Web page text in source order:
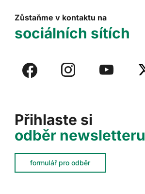
Přihlaste si
odběr newsletteru
formulář pro odběr
Zůstaňme v kontaktu na
sociálních sítích